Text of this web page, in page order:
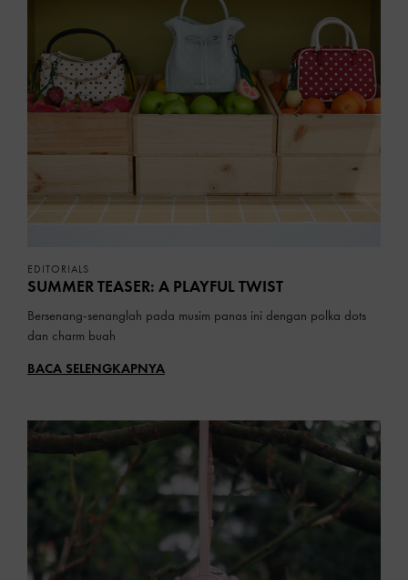
EDITORIALS
SUMMER TEASER: A PLAYFUL TWIST
Bersenang-senanglah pada musim panas ini dengan polka dots
dan charm buah
BACA SELENGKAPNYA